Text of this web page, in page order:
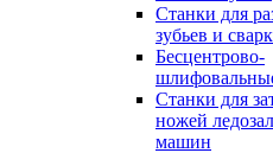
Станки для
зубьев и
Бесцентрово-
Станки для
ножей
машин